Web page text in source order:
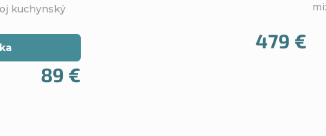
89 €
kuchynský
479 €